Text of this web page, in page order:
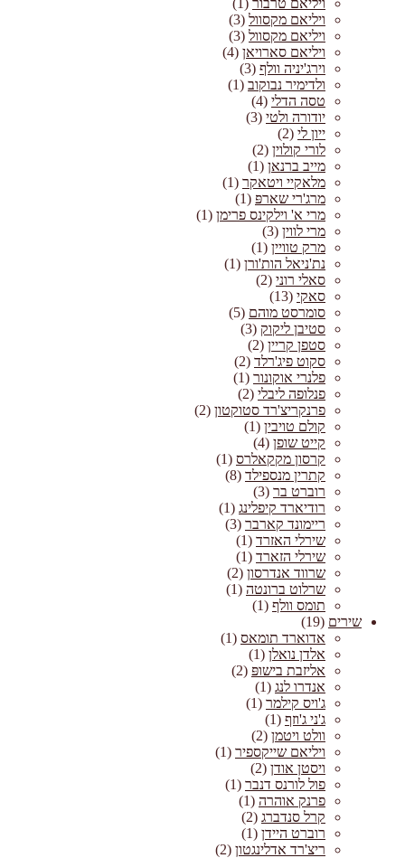
ויליאם מקסוול (3)
ויליאם מקסוול (3)
ויליאם סארויאן (4)
וירג'יניה וולף (3)
ולדימיר נבוקוב (1)
טסה הדלי (4)
יודורה ולטי (3)
ייון לי (2)
לורי קולוין (2)
מייב ברנאן (1)
מלאקיי ויטאקר (1)
מרג'רי שארפּ (1)
מרי א' וילקינס פרימן (1)
מרי לווין (3)
מרק טוויין (1)
נת'ניאל הות'ורן (1)
סאלי רוני (2)
סאקי (13)
סומרסט מוהם (5)
סטיבן ליקוק (3)
סטפן קריין (2)
סקוט פיג'רלד (2)
פלנרי אוקונור (1)
פנלופה ליבלי (2)
פרנקריצ'רד סטוקטון (2)
קולם טויבין (1)
קייט שופן (4)
קרסון מקקאלרס (1)
קתרין מנספילד (8)
רוברט בר (3)
רודיארד קיפלינג (1)
ריימונד קארבר (3)
שירלי האזרד (1)
שירלי הזארד (1)
שרווד אנדרסון (2)
שרלוט ברונטה (1)
תומס וולף (1)
שירים (19)
אדוארד תומאס (1)
אלדן נואלן (1)
אליזבת בישופּ (2)
אנדרו לנג (1)
ג'ויס קילמר (1)
ג'ני ג'וזף (1)
וולט ויטמן (2)
ויליאם שייקספיר (1)
ויסטן אודן (2)
פול לורנס דנבר (1)
פרנק אוהרה (1)
קרל סנדברג (2)
רוברט היידן (1)
ריצ'רד אדלינגטון (2)